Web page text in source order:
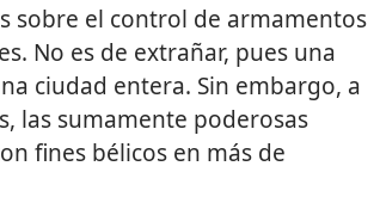
sobre el control de armamentos
No es de extrañar, pues una
ciudad entera. Sin embargo, a
las sumamente poderosas
fines bélicos en más de